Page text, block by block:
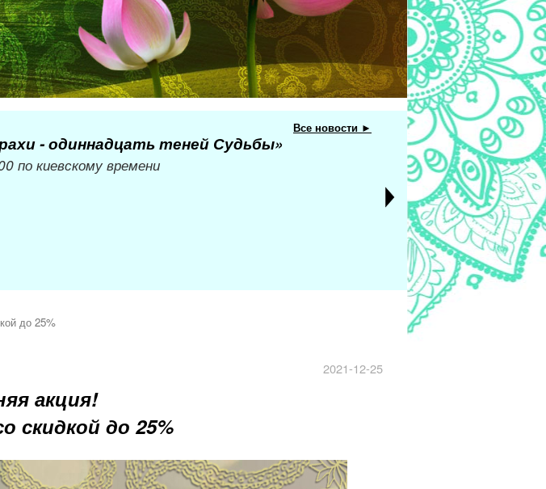
Все новости ►
- одиннадцать теней Судьбы»
по киевскому времени
до 25%
2021-12-25
акция!
скидкой до 25%